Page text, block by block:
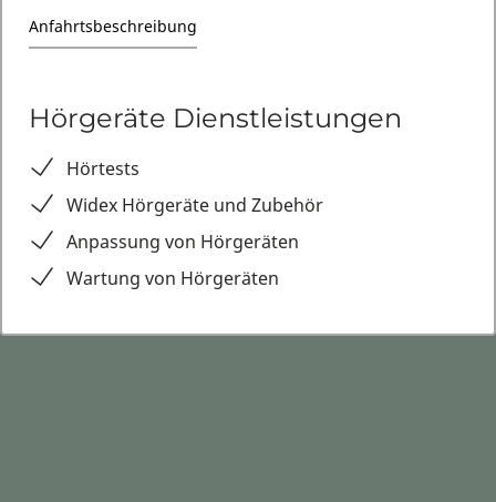
Anfahrtsbeschreibung
Hörgeräte Dienstleistungen
Hörtests
Widex Hörgeräte und Zubehör
Anpassung von Hörgeräten
Wartung von Hörgeräten